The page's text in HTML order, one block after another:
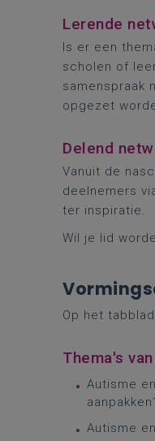
Lerende
Is er een
scholen of
samenspraak
opgezet
Delend
Vanuit de
deelnemers
ter inspiratie.
Wil je lid
Op het tabblad
Thema's
Autisme
Autisme